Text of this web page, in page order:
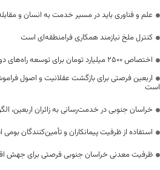
علم و فناوری باید در مسیر خدمت به انسان و
کنترل ملخ نیازمند همکاری فرامنطقه‌ای است
اختصاص 2500 میلیارد تومان برای توسعه راه‌های دوبانده خراسان جنوبی
اربعین فرصتی برای بازگشت عقلانیت و اصول
است
خراسان جنوبی در خدمت‌رسانی به زائران
استفاده از ظرفیت پیمانکاران و تأمین‌کنندگان بومی
ظرفیت معدنی خراسان جنوبی فرصتی برای جهش